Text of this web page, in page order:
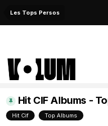
Les Tops Persos
Hit CIF Albums -
Hit Cif Top Albums